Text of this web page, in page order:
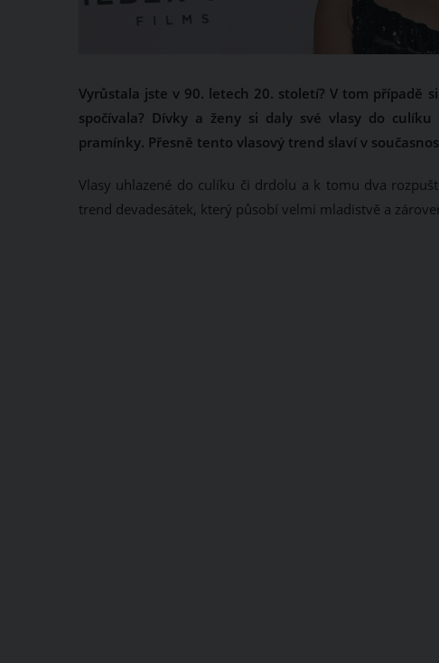
Vyrůstala jste v 90. letech 20. století? V tom případě
spočívala? Dívky a ženy si daly své vlasy do
pramínky. Přesně tento vlasový trend slaví v
Vlasy uhlazené do culíku či drdolu a k tomu dva
trend devadesátek, který působí velmi mladistvě a